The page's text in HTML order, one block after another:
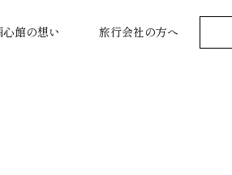
館の想い 旅行会社の方へ